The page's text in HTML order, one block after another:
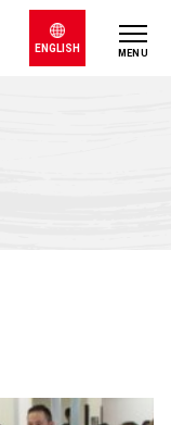
MENU
ENGLISH